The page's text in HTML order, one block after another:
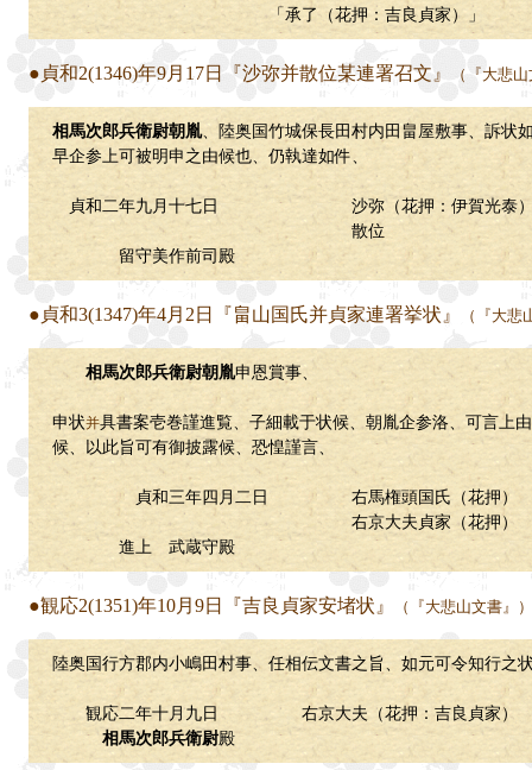
「承了（花押：吉良貞家）」
●貞和2(1346)年9月17日『沙弥并散位某連署召文』 （『大悲
相馬次郎兵衛尉朝胤、陸奥国竹城保長田村内田畠屋敷事、訴状
早企参上可被明申之由候也、仍執達如件、
貞和二年九月十七日 沙弥（花押：伊賀光泰
散位
留守美作前司殿
●貞和3(1347)年4月2日『畠山国氏并貞家連署挙状』 （『大悲
相馬次郎兵衛尉朝胤申恩賞事、
申状并具書案壱巻謹進覧、子細載于状候、朝胤企参洛、可言上
候、以此旨可有御披露候、恐惶謹言、
貞和三年四月二日 右馬権頭国氏（花押）
右京大夫貞家（花押）
進上 武蔵守殿
●観応2(1351)年10月9日『吉良貞家安堵状』 （『大悲山文書』）
陸奥国行方郡内小嶋田村事、任相伝文書之旨、如元可令知行之
観応二年十月九日 右京大夫（花押：吉良貞家）
相馬次郎兵衛尉殿